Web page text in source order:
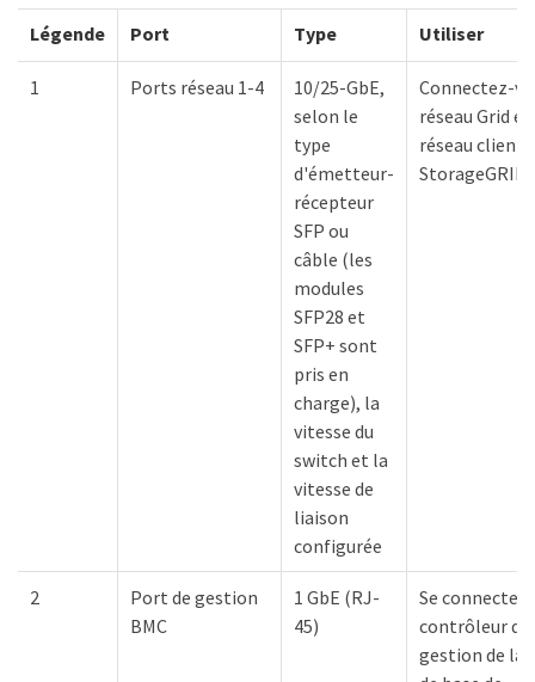
Légende Port Type Utiliser
1 Ports réseau 1-4
10/25-GbE,
selon le
type
d'émetteur-
récepteur
SFP ou
câble (les
modules
SFP28 et
SFP+ sont
pris en
charge), la
vitesse du
switch et la
vitesse de
liaison
configurée
Connectez-
réseau Grid et
réseau client
StorageGRID.
2
Port de gestion
BMC
1 GbE (RJ-
45)
Se connecte
contrôleur de
gestion de la